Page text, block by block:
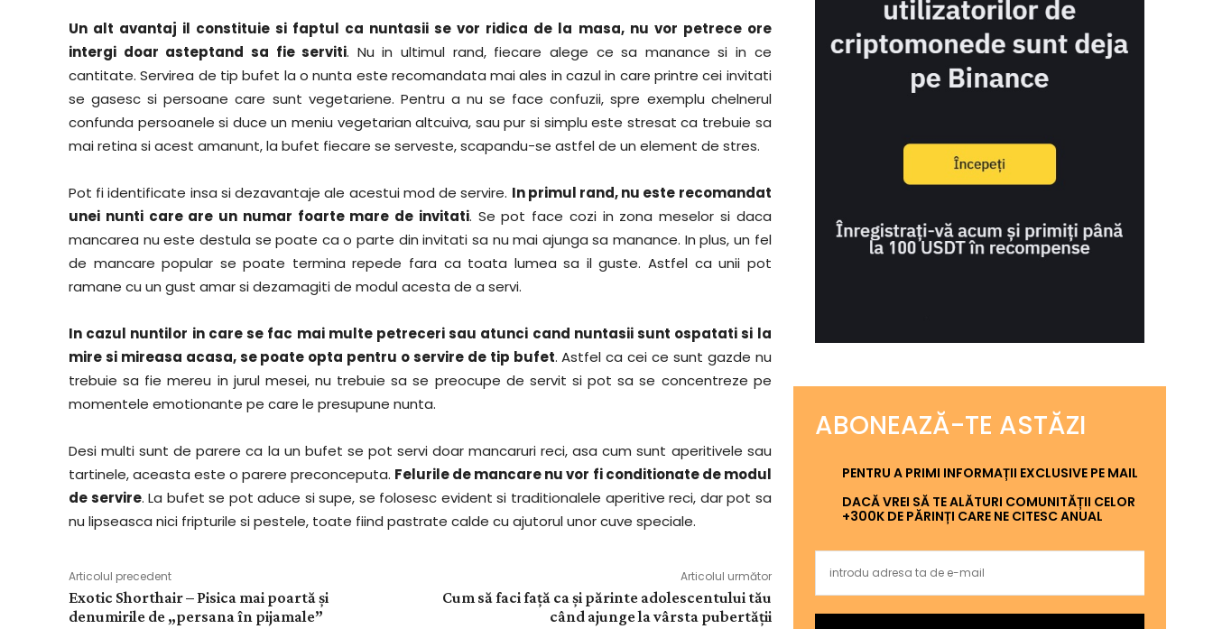
Un alt avantaj il constituie si faptul ca nuntasii se vor ridica de la masa, nu vor petrece ore
intergi doar asteptand sa fie serviti. Nu in ultimul rand, fiecare alege ce sa manance si in ce
cantitate. Servirea de tip bufet la o nunta este recomandata mai ales in cazul in care printre cei invitati
se gasesc si persoane care sunt vegetariene. Pentru a nu se face confuzii, spre exemplu chelnerul
confunda persoanele si duce un meniu vegetarian altcuiva, sau pur si simplu este stresat ca trebuie sa
mai retina si acest amanunt, la bufet fiecare se serveste, scapandu-se astfel de un element de stres.
Pot fi identificate insa si dezavantaje ale acestui mod de servire. In primul rand, nu este recomandat
unei nunti care are un numar foarte mare de invitati. Se pot face cozi in zona meselor si daca
mancarea nu este destula se poate ca o parte din invitati sa nu mai ajunga sa manance. In plus, un fel
de mancare popular se poate termina repede fara ca toata lumea sa il guste. Astfel ca unii pot
ramane cu un gust amar si dezamagiti de modul acesta de a servi.
In cazul nuntilor in care se fac mai multe petreceri sau atunci cand nuntasii sunt ospatati si la
mire si mireasa acasa, se poate opta pentru o servire de tip bufet. Astfel ca cei ce sunt gazde nu
trebuie sa fie mereu in jurul mesei, nu trebuie sa se preocupe de servit si pot sa se concentreze pe
momentele emotionante pe care le presupune nunta.
Desi multi sunt de parere ca la un bufet se pot servi doar mancaruri reci, asa cum sunt aperitivele sau
tartinele, aceasta este o parere preconceputa. Felurile de mancare nu vor fi conditionate de modul
de servire. La bufet se pot aduce si supe, se folosesc evident si traditionalele aperitive reci, dar pot sa
nu lipseasca nici fripturile si pestele, toate fiind pastrate calde cu ajutorul unor cuve speciale.
Articolul precedent
Exotic Shorthair – Pisica mai poartă și
denumirile de „persana în pijamale”
Articolul următor
Cum să faci față ca și părinte adolescentului tău
când ajunge la vârsta pubertății
ABONEAZĂ-TE ASTĂZI
PENTRU A PRIMI INFORMAȚII EXCLUSIVE PE MAIL
DACĂ VREI SĂ TE ALĂTURI COMUNITĂȚII CELOR
+300K DE PĂRINȚI CARE NE CITESC ANUAL